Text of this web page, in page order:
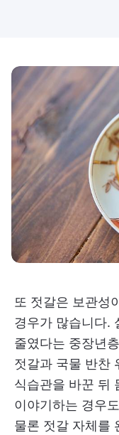
또 젓갈은 보관성
경우가 많습니다.
줄였다는 중장년
젓갈과 국물 반찬
식습관을 바꾼 뒤
이야기하는 경우
물론 젓갈 자체를